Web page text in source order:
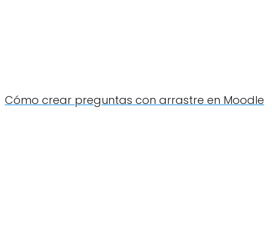
Cómo crear preguntas con arrastre en Moodle